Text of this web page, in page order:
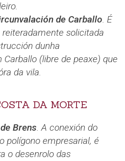
de Carballo. É
solicitada
dunha
(libre de peaxe) que
da vila.
DA MORTE
Brens. A conexión do
polígono empresarial, é
o desenrolo das